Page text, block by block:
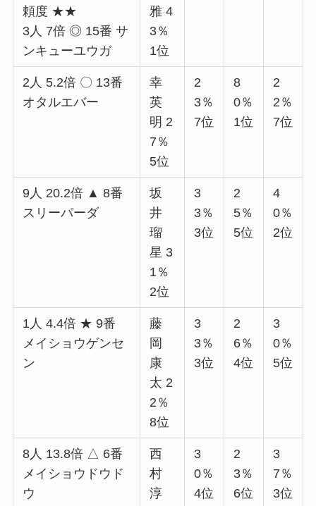
頼度 ★★
3人 7倍 ◎ 15番 サ
ンキューユウガ
雅 4
3％
1位
2人 5.2倍 〇 13番
オタルエバー
幸
英
明 2
7％
5位
2
3％
7位
8
0％
1位
2
2％
7位
9人 20.2倍 ▲ 8番
スリーパーダ
坂
井
瑠
星 3
1％
2位
3
3％
3位
2
5％
5位
4
0％
2位
1人 4.4倍 ★ 9番
メイショウゲンセ
ン
藤
岡
康
太 2
2％
8位
3
3％
3位
2
6％
4位
3
0％
5位
8人 13.8倍 △ 6番
メイショウドウド
ウ
西
村
淳
3
0％
4位
2
3％
6位
3
7％
3位